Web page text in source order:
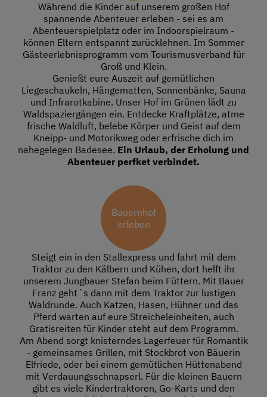
Während die Kinder auf unserem großen Hof
spannende Abenteuer erleben - sei es am
Abenteuerspielplatz oder im Indoorspielraum -
können Eltern entspannt zurücklehnen. Im Sommer
Gästeerlebnisprogramm vom Tourismusverband für
Groß und Klein.
Genießt eure Auszeit auf gemütlichen
Liegeschaukeln, Hängematten, Sonnenbänke, Sauna
und Infrarotkabine. Unser Hof im Grünen lädt zu
Waldspaziergängen ein. Entdecke Kraftplätze, atme
frische Waldluft, belebe Körper und Geist auf dem
Kneipp- und Motorikweg oder erfrische dich im
nahegelegen Badesee. Ein Urlaub, der Erholung und
Abenteuer perfket verbindet.
Bauernhof
erleben
Steigt ein in den Stallexpress und fahrt mit dem
Traktor zu den Kälbern und Kühen, dort helft ihr
unserem Jungbauer Stefan beim Füttern. Mit Bauer
Franz geht´s dann mit dem Traktor zur lustigen
Waldrunde. Auch Katzen, Hasen, Hühner und das
Pferd warten auf eure Streicheleinheiten, auch
Gratisreiten für Kinder steht auf dem Programm.
Am Abend sorgt knisterndes Lagerfeuer für Romantik
- gemeinsames Grillen, mit Stockbrot von Bäuerin
Elfriede, oder bei einem gemütlichen Hüttenabend
mit Verdauungsschnapserl. Für die kleinen Bauern
gibt es viele Kindertraktoren, Go-Karts und den